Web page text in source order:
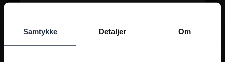
Samtykke Detaljer Om